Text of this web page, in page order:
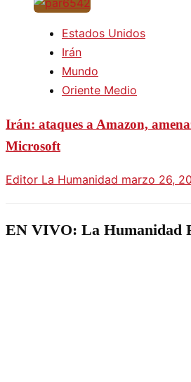
Estados Unidos
Irán
Mundo
Oriente Medio
Irán: ataques a Amazon,
Microsoft
Editor La Humanidad marzo 26,
EN VIVO: La Humanidad